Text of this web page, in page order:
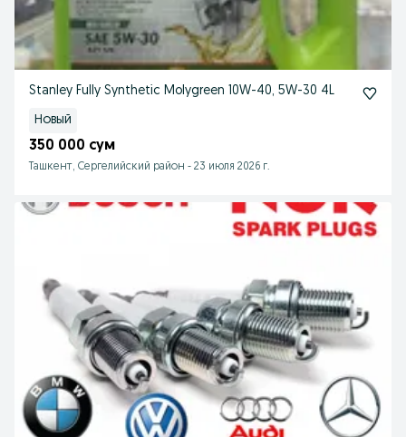
Stanley Fully Synthetic Molygreen 10W-40, 5W-30 4L
Новый
350 000 сум
Ташкент, Сергелийский район - 23 июля 2026 г.